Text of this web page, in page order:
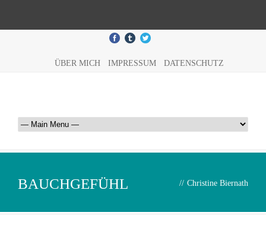
ÜBER MICH IMPRESSUM DATENSCHUTZ
BAUCHGEFÜHL // Christine Biernath